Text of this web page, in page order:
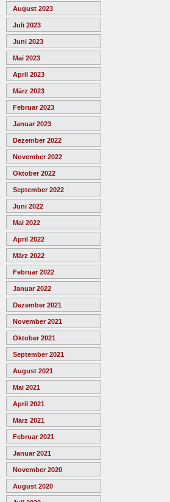
August 2023
Juli 2023
Juni 2023
Mai 2023
April 2023
März 2023
Februar 2023
Januar 2023
Dezember 2022
November 2022
Oktober 2022
September 2022
Juni 2022
Mai 2022
April 2022
März 2022
Februar 2022
Januar 2022
Dezember 2021
November 2021
Oktober 2021
September 2021
August 2021
Mai 2021
April 2021
März 2021
Februar 2021
Januar 2021
November 2020
August 2020